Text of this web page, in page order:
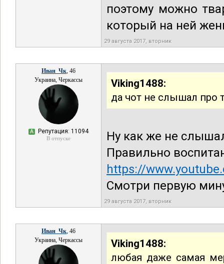
поэтому можно
который на ней
29 августа 2017, вторник
Иван_Чк, 46
Украина, Черкассы
А Репутация: 11094
В отпуске
Viking1488:
да чот не слышал про
Ну как же не
Правильно
https://
Смотри первую
29 августа 2017, вторник
Иван_Чк, 46
Украина, Черкассы
Viking1488:
любая даже самая